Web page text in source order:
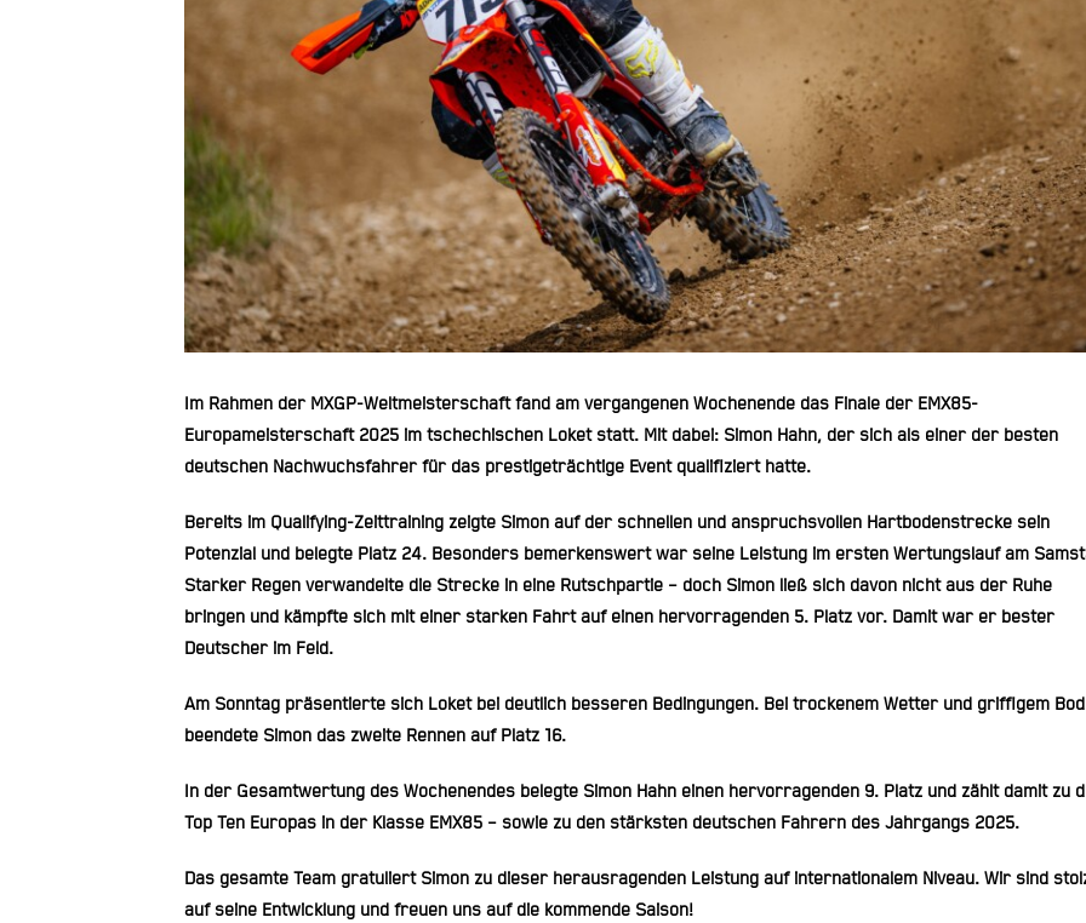
Im Rahmen der MXGP-Weltmeisterschaft fand am vergangenen Wochenende das Finale der EMX85-
Europameisterschaft 2025im tschechischen Loketstatt. Mit dabei: Simon Hahn, der sich als einer der besten
deutschen Nachwuchsfahrer für das prestigeträchtige Event qualifiziert hatte.
Bereits im Qualifying-Zeittrainingzeigte Simon auf der schnellen und anspruchsvollen Hartbodenstrecke sein
Potenzial und belegte Platz 24. Besonders bemerkenswert war seine Leistung im ersten Wertungslauf am
Starker Regenverwandelte die Strecke in eine Rutschpartie – doch Simon ließ sich davon nicht aus der Ruhe
bringen und kämpfte sich mit einer starken Fahrt auf einen hervorragenden 5. Platzvor. Damit war er bester
Deutscher im Feld.
Am Sonntag präsentierte sich Loket bei deutlich besseren Bedingungen. Bei trockenem Wetter und griffigem
beendete Simon das zweite Rennen auf Platz 16.
In der Gesamtwertung des Wochenendes belegte Simon Hahn einen hervorragenden 9. Platzund zählt damit zu
Top Ten Europasin der Klasse EMX85 – sowie zu den stärksten deutschen Fahrern des Jahrgangs 2025.
Das gesamte Team gratuliert Simon zu dieser herausragenden Leistung auf internationalem Niveau. Wir sind
auf seine Entwicklung und freuen uns auf die kommende Saison!